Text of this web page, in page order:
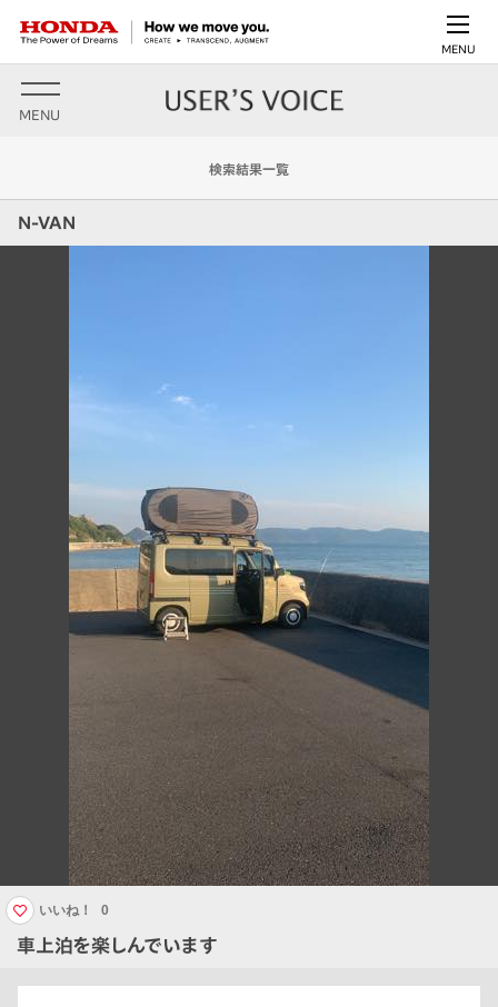
MENU
MENU
検索結果一覧
N-VAN
車上泊を楽しんでいます
いいね！ 0